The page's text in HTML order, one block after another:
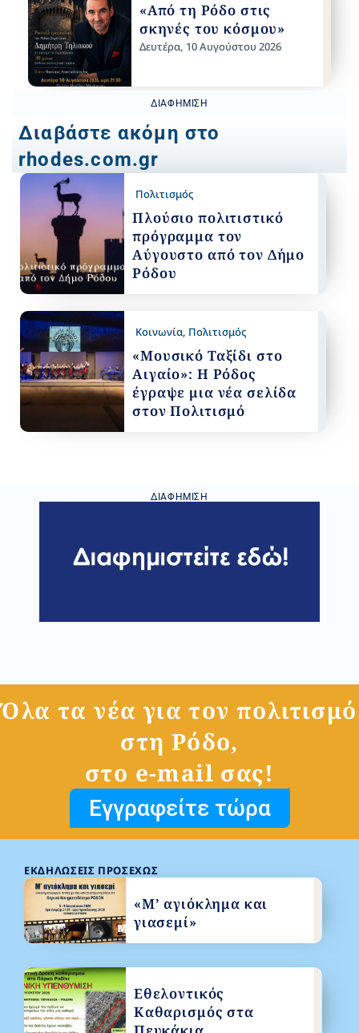
«Από τη Ρόδο στις
σκηνές του κόσμου»
Δευτέρα, 10 Αυγούστου 2026
ΔΙΑΦΉΜΙΣΗ
Διαβάστε ακόμη στο
rhodes.com.gr
Πολιτισμός
Πλούσιο πολιτιστικό
πρόγραμμα τον
Αύγουστο από τον Δήμο
Ρόδου
Κοινωνία, Πολιτισμός
«Μουσικό Ταξίδι στο
Αιγαίο»: Η Ρόδος
έγραψε μια νέα σελίδα
στον Πολιτισμό
ΔΙΑΦΉΜΙΣΗ
Όλα τα νέα για τον πολιτισμό
στη Ρόδο,
στο e-mail σας!
Εγγραφείτε τώρα
ΕΚΔΗΛΏΣΕΙΣ ΠΡΟΣΕΧΏΣ
«Μ’ αγιόκλημα και
γιασεμί»
Εθελοντικός
Καθαρισμός στα